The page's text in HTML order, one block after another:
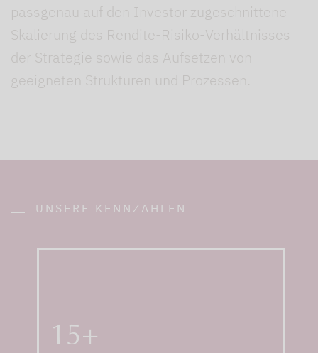
passgenau auf den Investor zugeschnittene
Skalierung des Rendite-Risiko-Verhältnisses
der Strategie sowie das Aufsetzen von
geeigneten Strukturen und Prozessen.
UNSERE KENNZAHLEN
15+Anlagestrategien